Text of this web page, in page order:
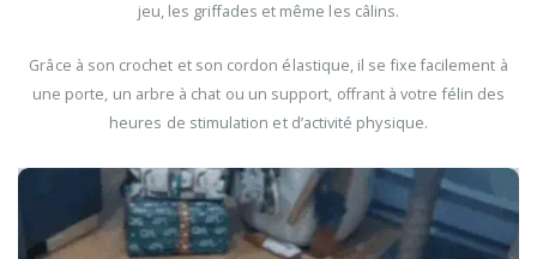
jeu, les griffades et même les câlins.
Grâce à son crochet et son cordon élastique, il se fixe facilement à
une porte, un arbre à chat ou un support, offrant à votre félin des
heures de stimulation et d’activité physique.